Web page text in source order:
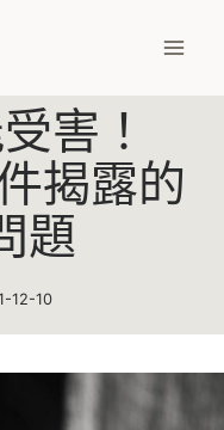
害！
揭露的
題
12-10